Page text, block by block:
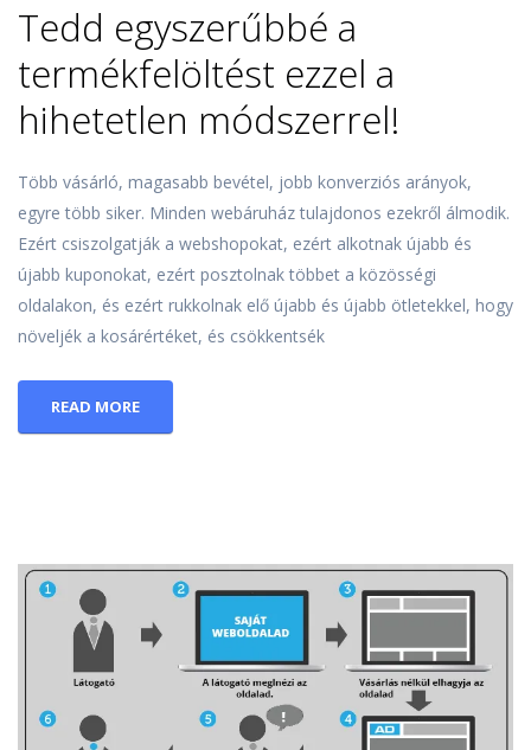
Tedd egyszerűbbé a
termékfelöltést ezzel a
hihetetlen módszerrel!
Több vásárló, magasabb bevétel, jobb konverziós arányok,
egyre több siker. Minden webáruház tulajdonos ezekről álmodik.
Ezért csiszolgatják a webshopokat, ezért alkotnak újabb és
újabb kuponokat, ezért posztolnak többet a közösségi
oldalakon, és ezért rukkolnak elő újabb és újabb ötletekkel, hogy
növeljék a kosárértéket, és csökkentsék
READ MORE